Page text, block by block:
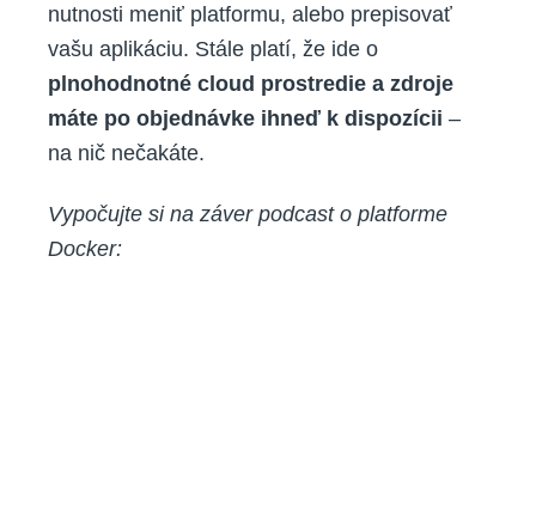
nutnosti meniť platformu, alebo prepisovať
vašu aplikáciu. Stále platí, že ide o
plnohodnotné cloud prostredie a zdroje
máte po objednávke ihneď k dispozícii –
na nič nečakáte.
Vypočujte si na záver podcast o platforme
Docker: